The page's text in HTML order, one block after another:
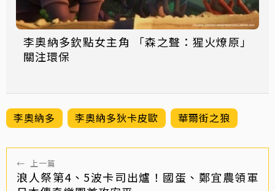
李奧納多欽點女主角 「森之聲：猩火燎原」
關注環保
李奧納多 李奧納多狄卡皮歐 華爾街之狼
← 上一篇
浪人祭第4、5波卡司出爐！國蛋、鄭宜農領軍